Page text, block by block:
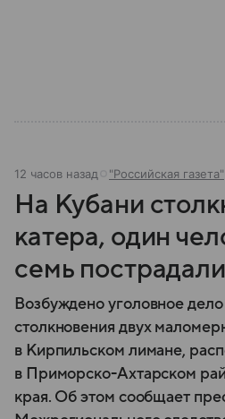
12 часов назад "Российская газета"
На Кубани
катера, один
семь пострадали
Возбуждено уголовное
столкновения двух
в Кирпильском лимане,
в Приморско-Ахтарском
края. Об этом сообщает